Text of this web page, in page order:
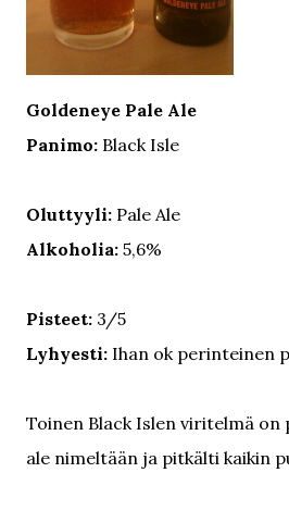
Goldeneye Pale Ale
Panimo: Black Isle
Oluttyyli: Pale Ale
Alkoholia: 5,6%
Pisteet: 3/5
Lyhyesti: Ihan ok perinteinen
Toinen Black Islen viritelmä
ale nimeltään ja pitkälti kaikin